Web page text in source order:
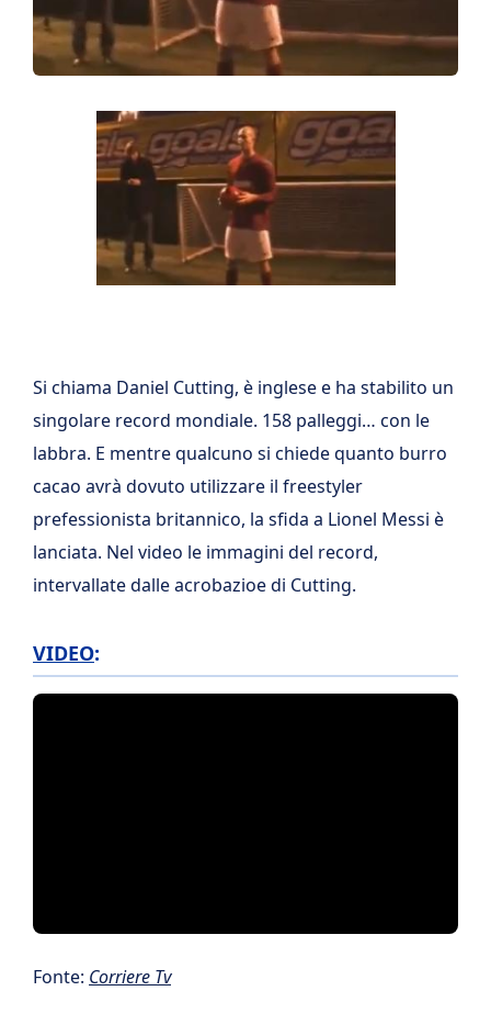
Si chiama Daniel Cutting, è inglese e ha stabilito un
singolare record mondiale. 158 palleggi… con le
labbra. E mentre qualcuno si chiede quanto burro
cacao avrà dovuto utilizzare il freestyler
prefessionista britannico, la sfida a Lionel Messi è
lanciata. Nel video le immagini del record,
intervallate dalle acrobazioe di Cutting.
VIDEO:
Fonte: Corriere Tv